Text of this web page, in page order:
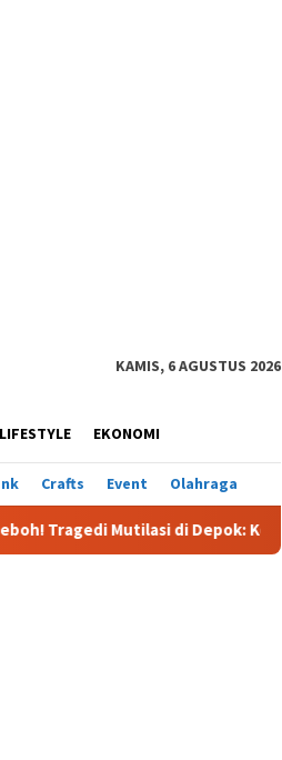
KAMIS, 6 AGUSTUS 2026
LIFESTYLE EKONOMI
Crafts Event Olahraga
di Depok: Kenalan Lewat